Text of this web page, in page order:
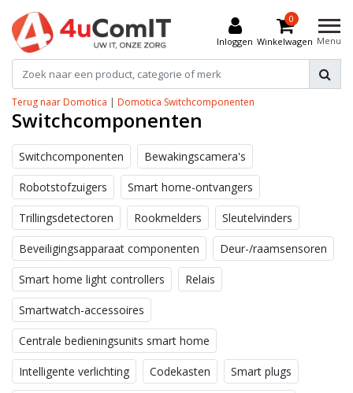
Inloggen
0
Winkelwagen Menu
Terug naar Domotica | Domotica Switchcomponenten
Switchcomponenten
Switchcomponenten Bewakingscamera's
Robotstofzuigers Smart home-ontvangers
Trillingsdetectoren Rookmelders Sleutelvinders
Beveiligingsapparaat componenten Deur-/raamsensoren
Smart home light controllers Relais
Smartwatch-accessoires
Centrale bedieningsunits smart home
Intelligente verlichting Codekasten Smart plugs